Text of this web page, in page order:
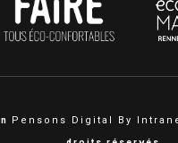
Pensons Digital By